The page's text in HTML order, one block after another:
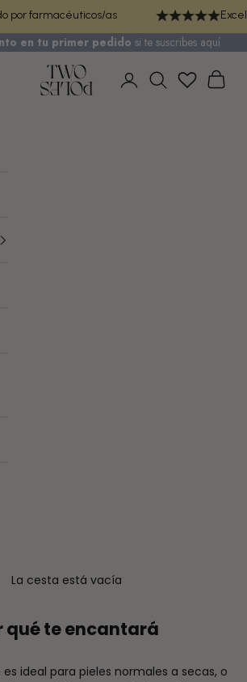
por farmacéuticos/as
en tu primer pedido si te suscribes aquí
TWO POLES COSMETICS
Iniciar sesión
Buscar
La cesta está vacía
qué te encantará
ideal para pieles normales a secas, o